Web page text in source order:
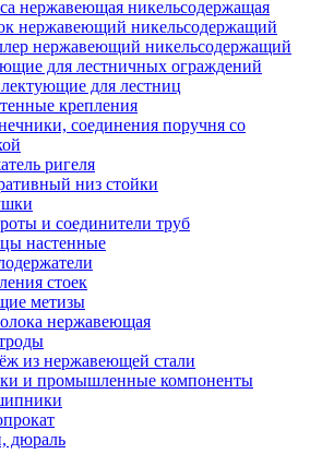
нержавеющая никельсодержащая
нержавеющий никельсодержащий
нержавеющий никельсодержащий
для лестничных ограждений
для лестниц
крепления
соединения поручня со
ригеля
низ стойки
и соединители труб
настенные
стоек
метизы
нержавеющая
из нержавеющей стали
и промышленные компоненты
дюраль